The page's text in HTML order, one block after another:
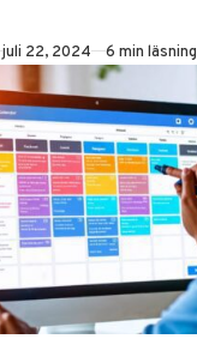
Publicerad
juli 22, 2024 6 min läsning